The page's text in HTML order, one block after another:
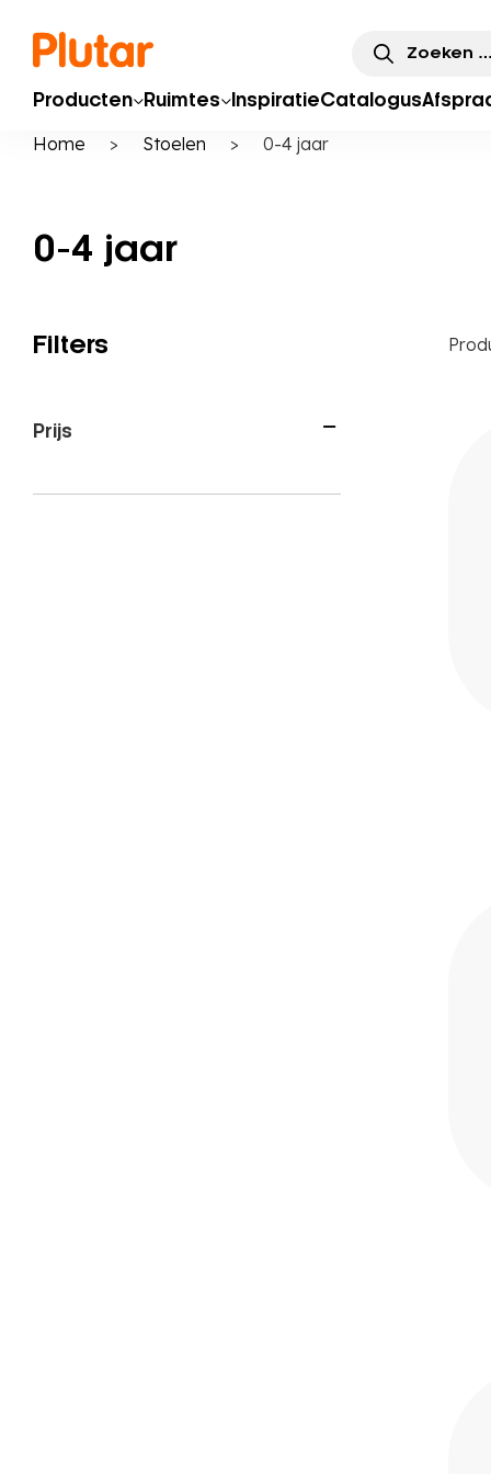
Zoeken
naar:
Producten Ruimtes InspiratieCatalogus
Home > Stoelen > 0-4 jaar
0-4 jaar
Filters
Prijs